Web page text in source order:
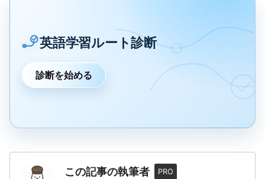
英語学習ルート診断
診断を始める
この記事の執筆者 PRO